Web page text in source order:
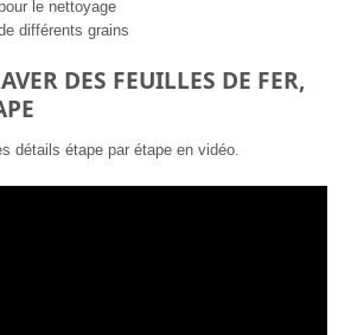
le nettoyage
différents grains
DES FEUILLES DE FER,
détails étape par étape en vidéo.